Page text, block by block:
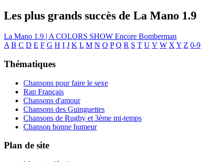
Les plus grands succès de La Mano 1.9
La Mano 1.9 | A COLORS SHOW Encore Bomberman
A B C D E F G H I J K L M N O P Q R S T U V W X Y Z 0-9
Thématiques
Chansons pour faire le sexe
Rap Français
Chansons d'amour
Chansons des Guinguettes
Chansons de Rugby et 3ème mi-temps
Chanson bonne humeur
Plan de site